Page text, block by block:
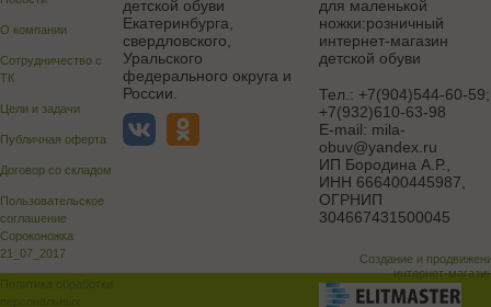
О компании
Сотрудничество с
ТК
Цели и задачи
Публичная оферта
Договор со складом
Пользовательское
соглашение
Сороконожка
21_07_2017
детской обуви
Екатеринбурга,
свердловского,
Уральского
федерального округа и
России.
для маленькой
ножки:розничный
интернет-магазин
детской обуви
Тел.: +7(904)544-60-59;
+7(932)610-63-98
E-mail: mila-
obuv@yandex.ru
ИП Бородина А.Р.
ИНН 666400445987,
ОГРНИП
304667431500045
Создание и
интернет-